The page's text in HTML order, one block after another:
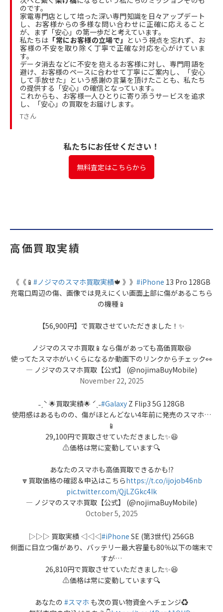
のです。
家電専門店として培った深い専門知識を日々アップデート
し、お客様からの多様な問い合わせに正確に応えること
が、まず「安心」の第一歩だと考えています。
私たちは 「常にお客様の立場で」 という視点を忘れず、お
客様の不安を取り除く丁寧で正確な対応を心がけていま
す。
データ消去などに不安を抱えるお客様に対し、専門用語を
避け、お客様のペースに合わせて丁寧にご案内し、「安心
して手放せた」という感謝の言葉を頂けたことも、私たち
の提供する「安心」の確信となっています。
これからも、お客様一人ひとりに寄り添うサービスを追求
し、「安心」の買取をお届けします。
Tさん
私たちにお任せください！
無料査定はこちらから
高価買取実績
《《📱 #ノジマのスマホ買取実績🍁 》》 #iPhone 13 Pro 128GB
充電口周辺の傷、画像では見えにくい画面上部に傷があるこちら
の機種📱
【56,900円】で買取させていただきました！✨
ノジマのスマホ買取📱なら傷があっても高価買取😆
使ってたスマホがいくらになるか動画下のリンクからチェック👀
— ノジマのスマホ買取【公式】 (@nojimaBuyMobile)
November 22, 2025
˗ˏˋ 🌟買取実績🌟 ˊˎ˗#Galaxy Z Flip3 5G 128GB
使用感はあるものの、傷がほとんどない4年前に発売のスマホ…
📱
29,100円で買取させていただきました✨😆
⚠️価格は常に変動しています🔍
あなたのスマホも高価買取できるかも⁉️
🔽買取価格の確認＆申込はこちらhttps://t.co/ijojob46nb
pic.twitter.com/QjLZGkc4Ik
— ノジマのスマホ買取【公式】 (@nojimaBuyMobile)
October 5, 2025
▷▷▷ 買取実績 ◁◁◁#iPhone SE (第3世代) 256GB
側面に目立つ傷があり、バッテリー最大容量も80％以下の端末で
すが…
26,810円で買取させていただきました✨😆
⚠️価格は常に変動しています🔍
あなたの #スマホ も次の買い物資金へチェンジ♻️